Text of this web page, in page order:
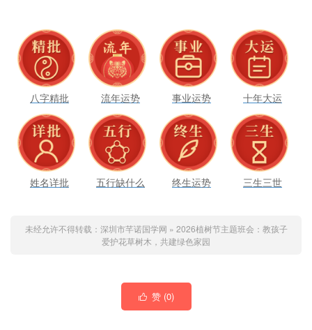
八字精批 流年运势 事业运势 十年大运
姓名详批 五行缺什么 终生运势 三生三世
未经允许不得转载： 深圳市芊诺国学网 » 2026植树节主题班会：教孩子
爱护花草树木，共建绿色家园
 赞 (0)